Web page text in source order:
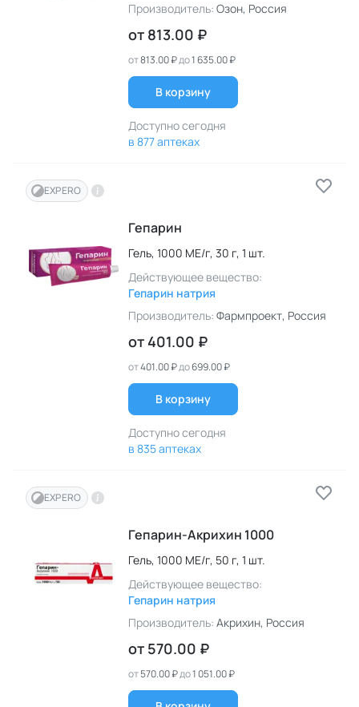
Производитель: Озон, Россия
от 813.00 ₽
от813.00 ₽до1 635.00 ₽
В корзину
Доступно сегодня
в 877 аптеках
EXPERO
Гепарин
Гель, 1000 МЕ/г, 30 г, 1 шт.
Действующее вещество:
Гепарин натрия
Производитель: Фармпроект, Россия
от 401.00 ₽
от401.00 ₽до699.00 ₽
В корзину
Доступно сегодня
в 835 аптеках
EXPERO
Гепарин-Акрихин 1000
Гель, 1000 МЕ/г, 50 г, 1 шт.
Действующее вещество:
Гепарин натрия
Производитель: Акрихин, Россия
от 570.00 ₽
от570.00 ₽до1 051.00 ₽